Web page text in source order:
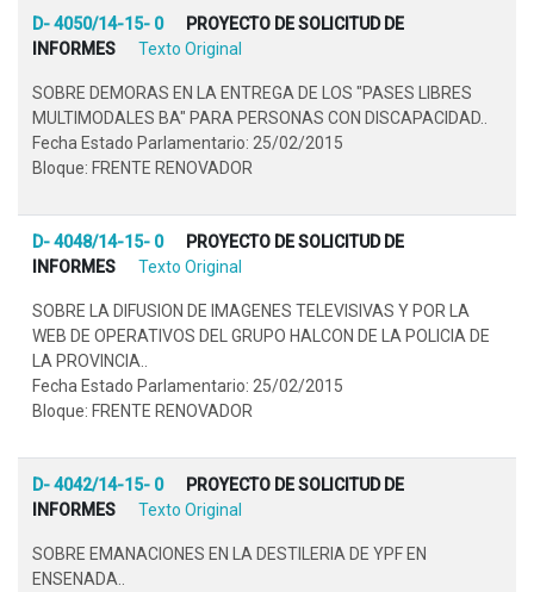
D- 4050/14-15- 0
PROYECTO DE SOLICITUD DE
INFORMES
Texto Original
SOBRE DEMORAS EN LA ENTREGA DE LOS "PASES LIBRES
MULTIMODALES BA" PARA PERSONAS CON DISCAPACIDAD..
Fecha Estado Parlamentario: 25/02/2015
Bloque: FRENTE RENOVADOR
D- 4048/14-15- 0
PROYECTO DE SOLICITUD DE
INFORMES
Texto Original
SOBRE LA DIFUSION DE IMAGENES TELEVISIVAS Y POR LA
WEB DE OPERATIVOS DEL GRUPO HALCON DE LA POLICIA DE
LA PROVINCIA..
Fecha Estado Parlamentario: 25/02/2015
Bloque: FRENTE RENOVADOR
D- 4042/14-15- 0
PROYECTO DE SOLICITUD DE
INFORMES
Texto Original
SOBRE EMANACIONES EN LA DESTILERIA DE YPF EN
ENSENADA..